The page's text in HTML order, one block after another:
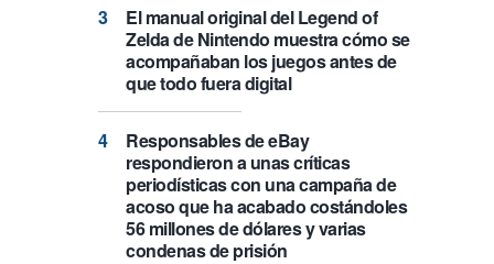
El manual original del Legend of
Zelda de Nintendo muestra cómo se
acompañaban los juegos antes de
que todo fuera digital
Responsables de eBay
respondieron a unas críticas
periodísticas con una campaña de
acoso que ha acabado costándoles
56 millones de dólares y varias
condenas de prisión